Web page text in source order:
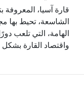
قارة آسيا، المعروفة
الشاسعة، تحيط بها
الهامة، التي تلعب
واقتصاد القارة